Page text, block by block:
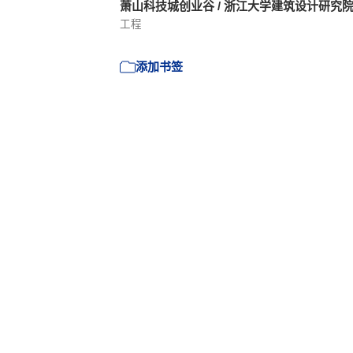
萧山科技城创业谷 / 浙江大学建筑设计研究
工程
添加书签